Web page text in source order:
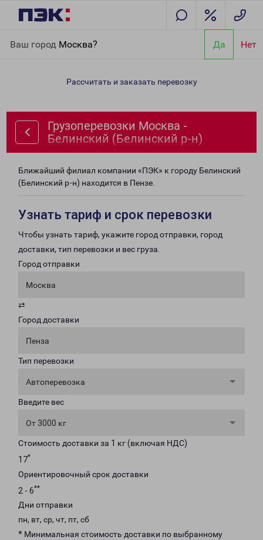
Ваш город Москва? Да Нет
(Белинский р-н)
Рассчитать и заказать перевозку
Грузоперевозки Москва -
Белинский (Белинский р-н)
Ближайший филиал компании «ПЭК» к городу Белинский
(Белинский р-н) находится в Пензе.
Узнать тариф и срок перевозки
Чтобы узнать тариф, укажите город отправки, город
доставки, тип перевозки и вес груза.
Город отправки
Москва
⇄
Город доставки
Пенза
Тип перевозки
Автоперевозка
Введите вес
От 3000 кг
Стоимость доставки за 1 кг (включая НДС)
17*
Ориентировочный срок доставки
2 - 6**
Дни отправки
пн, вт, ср, чт, пт, сб
* Минимальная стоимость доставки по выбранному